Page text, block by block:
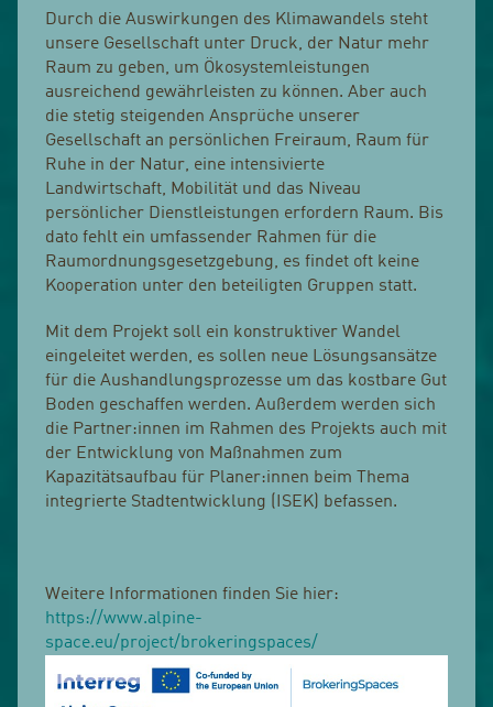
Durch die Auswirkungen des Klimawandels steht
unsere Gesellschaft unter Druck, der Natur mehr
Raum zu geben, um Ökosystemleistungen
ausreichend gewährleisten zu können. Aber auch
die stetig steigenden Ansprüche unserer
Gesellschaft an persönlichen Freiraum, Raum für
Ruhe in der Natur, eine intensivierte
Landwirtschaft, Mobilität und das Niveau
persönlicher Dienstleistungen erfordern Raum. Bis
dato fehlt ein umfassender Rahmen für die
Raumordnungsgesetzgebung, es findet oft keine
Kooperation unter den beteiligten Gruppen statt.
Mit dem Projekt soll ein konstruktiver Wandel
eingeleitet werden, es sollen neue Lösungsansätze
für die Aushandlungsprozesse um das kostbare Gut
Boden geschaffen werden. Außerdem werden sich
die Partner:innen im Rahmen des Projekts auch mit
der Entwicklung von Maßnahmen zum
Kapazitätsaufbau für Planer:innen beim Thema
integrierte Stadtentwicklung (ISEK) befassen.
Weitere Informationen finden Sie hier:
https://www.alpine-
space.eu/project/brokeringspaces/